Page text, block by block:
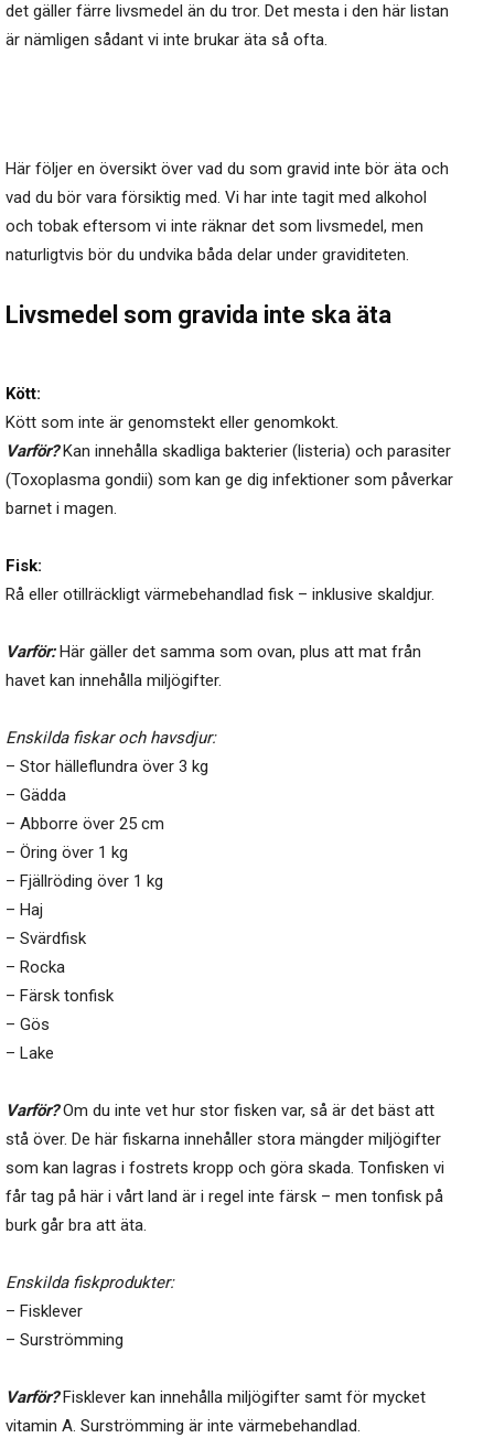
det gäller färre livsmedel än du tror. Det mesta i den här listan
är nämligen sådant vi inte brukar äta så ofta.
Här följer en översikt över vad du som gravid inte bör äta och
vad du bör vara försiktig med. Vi har inte tagit med alkohol
och tobak eftersom vi inte räknar det som livsmedel, men
naturligtvis bör du undvika båda delar under graviditeten.
Livsmedel som gravida inte ska äta
Kött:
Kött som inte är genomstekt eller genomkokt.
Varför?Kan innehålla skadliga bakterier (listeria) och parasiter
(Toxoplasma gondii) som kan ge dig infektioner som påverkar
barnet i magen.
Fisk:
Rå eller otillräckligt värmebehandlad fisk – inklusive skaldjur.
Varför: Här gäller det samma som ovan, plus att mat från
havet kan innehålla miljögifter.
Enskilda fiskar och havsdjur:
– Stor hälleflundra över 3 kg
– Gädda
– Abborre över 25 cm
– Öring över 1 kg
– Fjällröding över 1 kg
– Haj
– Svärdfisk
– Rocka
– Färsk tonfisk
– Gös
– Lake
Varför? Om du inte vet hur stor fisken var, så är det bäst att
stå över. De här fiskarna innehåller stora mängder miljögifter
som kan lagras i fostrets kropp och göra skada. Tonfisken vi
får tag på här i vårt land är i regel inte färsk – men tonfisk på
burk går bra att äta.
Enskilda fiskprodukter:
– Fisklever
– Surströmming
Varför?Fisklever kan innehålla miljögifter samt för mycket
vitamin A. Surströmming är inte värmebehandlad.